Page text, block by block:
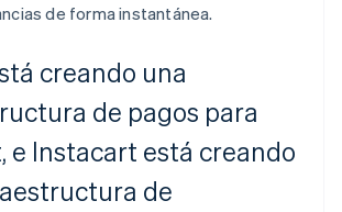
de forma instantánea.
creando una
de pagos para
e Instacart está creando
de